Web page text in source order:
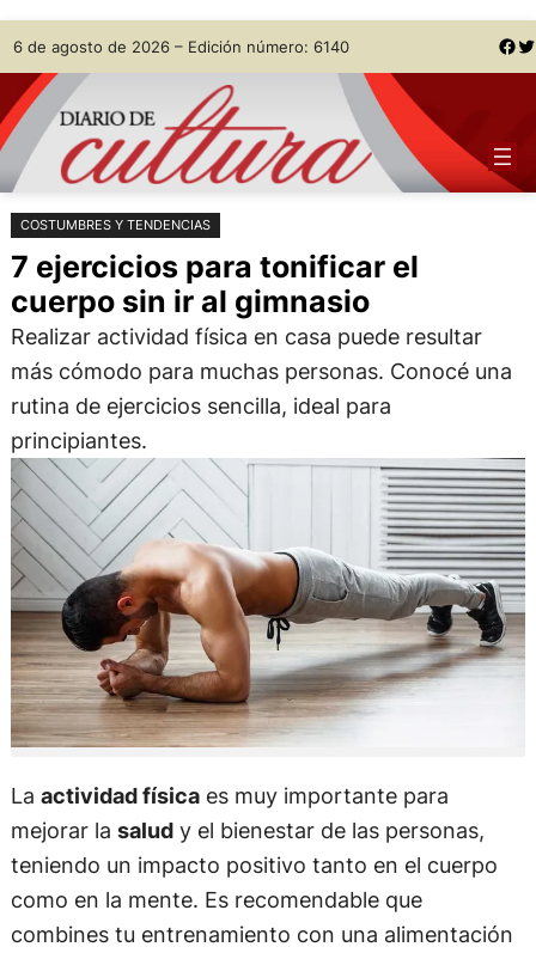
Saltar
al
contenido
Skip
to
content
6 de agosto de 2026 – Edición número: 6140 Facebook Twitter
COSTUMBRES Y TENDENCIAS
7 ejercicios para tonificar el
cuerpo sin ir al gimnasio
Realizar actividad física en casa puede resultar
más cómodo para muchas personas. Conocé una
rutina de ejercicios sencilla, ideal para
principiantes.
La actividad físicaes muy importante para
mejorar la saludy el bienestar de las personas,
teniendo un impacto positivo tanto en el cuerpo
como en la mente. Es recomendable que
combines tu entrenamiento con una alimentación